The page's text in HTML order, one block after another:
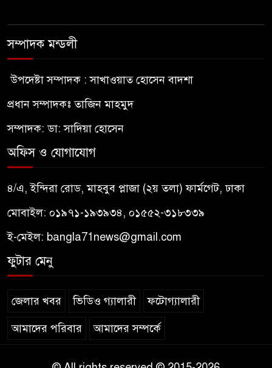
সম্পাদক মন্ডলী
উপদেষ্টা সম্পাদক : সাখাওয়াত হোসেন বাদশা
প্রধান সম্পাদকঃ তাজিন মাহমুদ
সম্পাদক: ডা: সাদিয়া হোসেন
অফিস ও যোগাযোগ
৪/এ, ইন্দিরা রোড, মাহবুব প্লাজা (২য় তলা) ফার্মগেট, ঢাকা
মোবাইল: ০১৯৭১-১৯৩৯৩৪, ০১৫৫২-৩১৮৩৩৯
ই-মেইল: bangla71news@gmail.com
ফুটার মেনু
জেলার খবর ভিডিও গ্যালারী ফটোগ্যালারী
আমাদের পরিবার আমাদের সম্পর্কে